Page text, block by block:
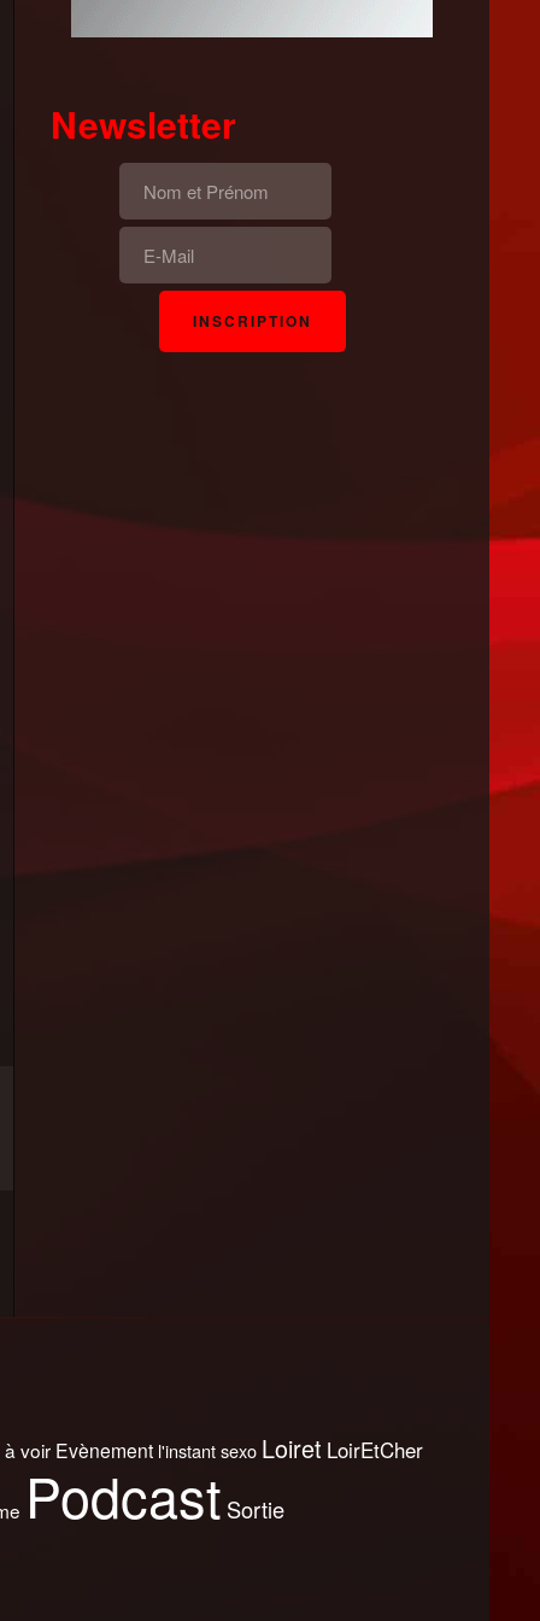
Newsletter
voir Evènement l'instant sexo Loiret LoirEtCher
Podcast Sortie